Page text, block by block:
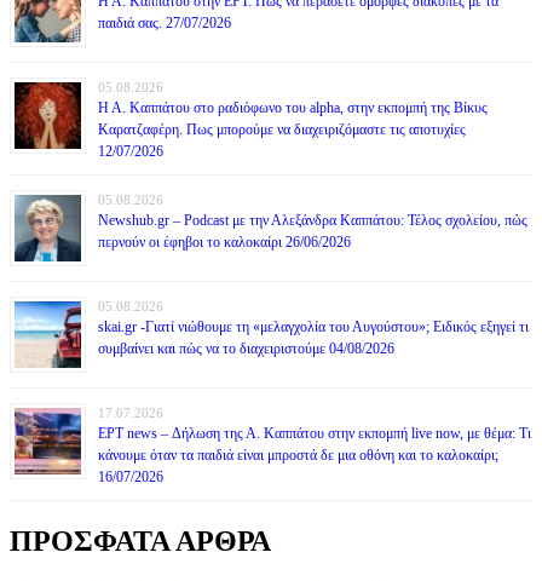
παιδιά σας. 27/07/2026
05.08.2026
Η Α. Καππάτου στο ραδιόφωνο του alpha, στην εκπομπή της Βίκυς
Καρατζαφέρη. Πως μπορούμε να διαχειριζόμαστε τις αποτυχίες
12/07/2026
05.08.2026
Newshub.gr – Podcast με την Αλεξάνδρα Καππάτου: Τέλος σχολείου, πώς
περνούν οι έφηβοι το καλοκαίρι 26/06/2026
05.08.2026
skai.gr -Γιατί νιώθουμε τη «μελαγχολία του Αυγούστου»; Ειδικός εξηγεί τι
συμβαίνει και πώς να το διαχειριστούμε 04/08/2026
17.07.2026
ΕΡΤ news – Δήλωση της Α. Καππάτου στην εκπομπή live now, με θέμα: Τι
κάνουμε όταν τα παιδιά είναι μπροστά δε μια οθόνη και το καλοκαίρι;
16/07/2026
ΠΡΟΣΦΑΤΑ ΑΡΘΡΑ